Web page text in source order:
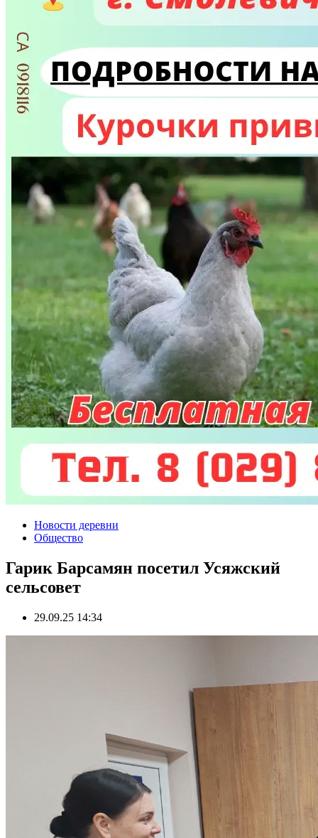
Новости деревни
Общество
Гарик Барсамян посетил Усяжский
сельсовет
29.09.25 14:34